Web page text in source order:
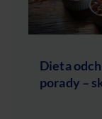
Dieta
porady –